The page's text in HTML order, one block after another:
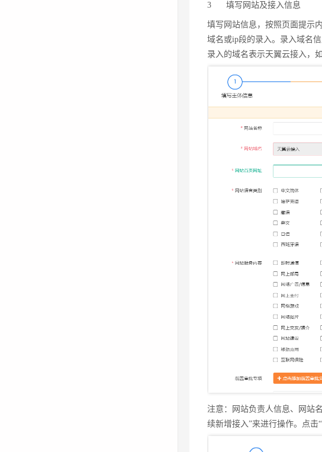
域名或ip段的录入。录入域名
录入的域名表示天翼云接入，
注意：网站负责人信息、网站
3 填写网站及接入信息
填写网站信息，按照页面提示
域名或ip段的录入。录入域名
录入的域名表示天翼云接入，
注意：网站负责人信息、网站
续新增接入”来进行操作。点击